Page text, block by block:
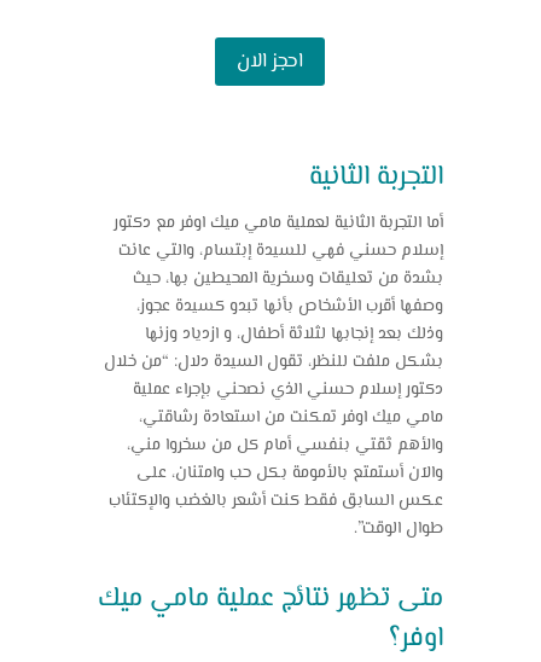
احجز الان
التجربة الثانية
أما التجربة الثانية لعملية مامي ميك اوفر مع دكتور
إسلام حسني فهي للسيدة إبتسام، والتي عانت
بشدة من تعليقات وسخرية المحيطين بها، حيث
وصفها أقرب الأشخاص بأنها تبدو كسيدة عجوز،
وذلك بعد إنجابها لثلاثة أطفال، و ازدياد وزنها
بشكل ملفت للنظر، تقول السيدة دلال: “من خلال
دكتور إسلام حسني الذي نصحني بإجراءعملية
مامي ميك اوفرتمكنت من استعادة رشاقتي،
والأهم ثقتي بنفسي أمام كل من سخروا مني،
والآن أستمتع بالأمومة بكل حب وامتنان، على
عكس السابق فقط كنت أشعر بالغضب والإكتئاب
طوال الوقت”.
متى تظهر نتائج عملية مامي ميك
اوفر؟